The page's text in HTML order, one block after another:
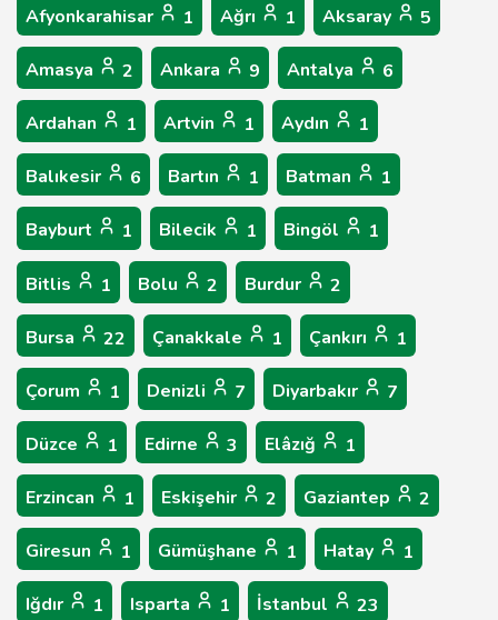
Afyonkarahisar 1 Ağrı 1 Aksaray 5
Amasya 2 Ankara 9 Antalya 6
Ardahan 1 Artvin 1 Aydın 1
Balıkesir 6 Bartın 1 Batman 1
Bayburt 1 Bilecik 1 Bingöl 1
Bitlis 1 Bolu 2 Burdur 2
Bursa 22 Çanakkale 1 Çankırı 1
Çorum 1 Denizli 7 Diyarbakır 7
Düzce 1 Edirne 3 Elâzığ 1
Erzincan 1 Eskişehir 2 Gaziantep 2
Giresun 1 Gümüşhane 1 Hatay 1
Iğdır 1 Isparta 1 İstanbul 23